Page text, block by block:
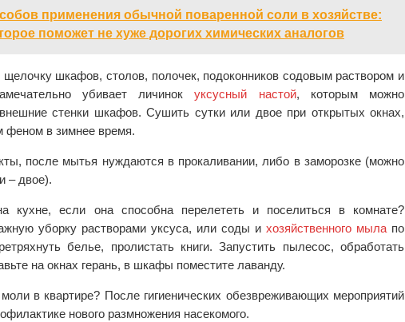
применения обычной поваренной соли в хозяйстве:
поможет не хуже дорогих химических аналогов
шкафов, столов, полочек, подоконников содовым раствором и
убивает личинокуксусный настой, которым можно
стенки шкафов. Сушить сутки или двое при открытых окнах,
феном в зимнее время.
после мытья нуждаются в прокаливании, либо в заморозке (можно
– двое).
кухне, если она способна перелететь и поселиться в комнате?
уборку растворами уксуса, или соды и хозяйственного мылапо
белье, пролистать книги. Запустить пылесос, обработать
на окнах герань, в шкафы поместите лаванду.
в квартире? После гигиенических обезвреживающих мероприятий
нового размножения насекомого.